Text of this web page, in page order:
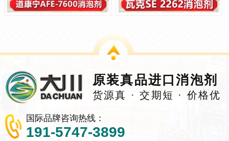
原装真品进口消泡剂
货源真 · 交期短 · 价格优
国际品牌咨询热线：
191-5747-3899